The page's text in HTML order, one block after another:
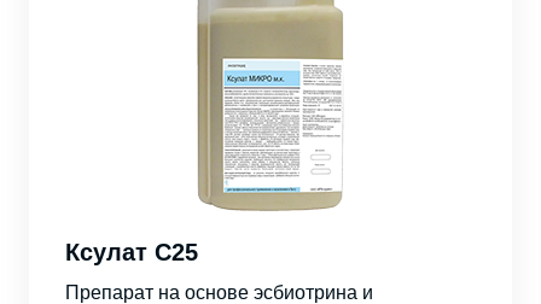
Ксулат С25
Препарат на основе эсбиотрина и